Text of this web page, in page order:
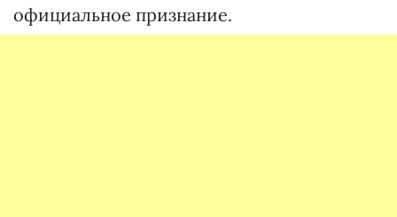
официальное признание.